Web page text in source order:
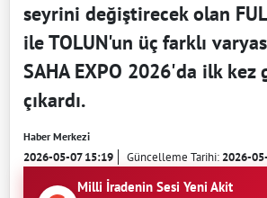
seyrini değiştirecek olan
ile TOLUN'un üç farklı
SAHA EXPO 2026'da ilk kez
çıkardı.
Haber Merkezi
2026-05-07 15:19 Güncelleme Tarihi:2026-
Milli İradenin Sesi Yeni Akit